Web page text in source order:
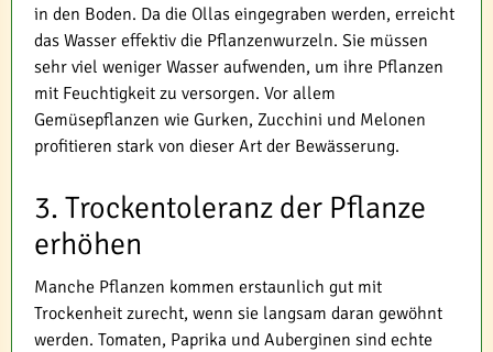
in den Boden. Da die Ollas eingegraben werden, erreicht
das Wasser effektiv die Pflanzenwurzeln. Sie müssen
sehr viel weniger Wasser aufwenden, um ihre Pflanzen
mit Feuchtigkeit zu versorgen. Vor allem
Gemüsepflanzen wie Gurken, Zucchini und Melonen
profitieren stark von dieser Art der Bewässerung.
3. Trockentoleranz der Pflanze
erhöhen
Manche Pflanzen kommen erstaunlich gut mit
Trockenheit zurecht, wenn sie langsam daran gewöhnt
werden. Tomaten, Paprika und Auberginen sind echte